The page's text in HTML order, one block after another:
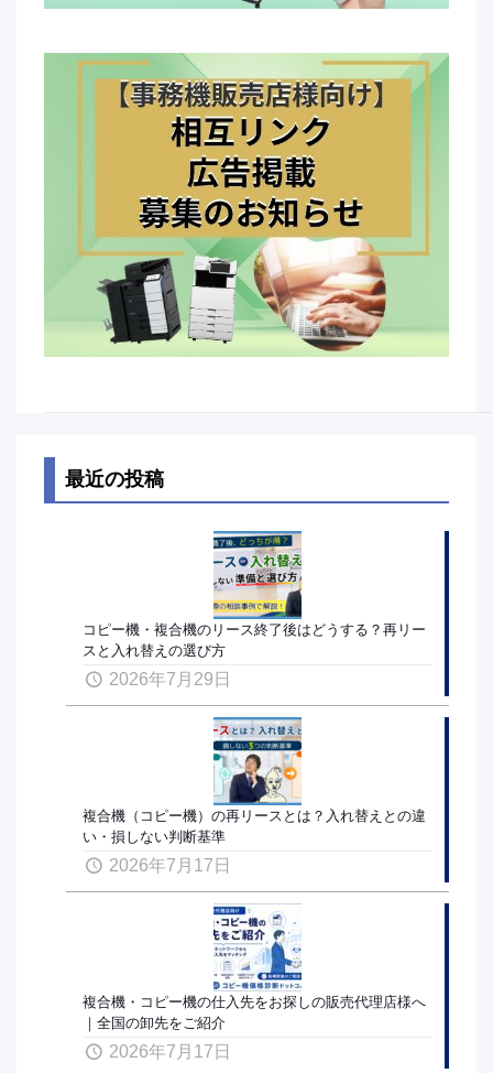
最近の投稿
コピー機・複合機のリース終了後はどうする？再リー
スと入れ替えの選び方
2026年7月29日
複合機（コピー機）の再リースとは？入れ替えとの違
い・損しない判断基準
2026年7月17日
複合機・コピー機の仕入先をお探しの販売代理店様へ
｜全国の卸先をご紹介
2026年7月17日